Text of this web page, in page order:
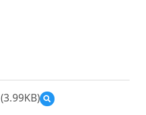
(3.99KB)
預
覽